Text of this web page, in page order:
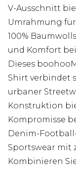
V-Ausschnitt
Umrahmung
100%
und Komfort
Dieses
Shirt verbindet
urbaner
Konstruktion
Kompromisse
Denim-
Sportswear mit
Kombinieren